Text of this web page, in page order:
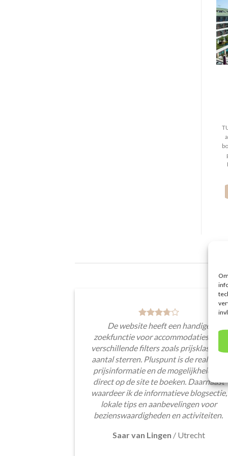
De website heeft een handige
zoekfunctie voor accommodaties met
verschillende filters zoals prijsklasse en
aantal sterren. Pluspunt is de real-time
prijsinformatie en de mogelijkheid om
direct op de site te boeken. Daarnaast
waardeer ik de informatieve blogsectie,
lokale tips en aanbevelingen voor
bezienswaardigheden en activiteiten.
Saar van Lingen / Utrecht